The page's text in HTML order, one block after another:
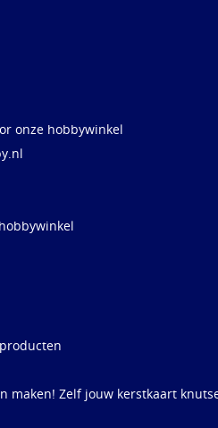
onze hobbywinkel
maken! Zelf jouw kerstkaart